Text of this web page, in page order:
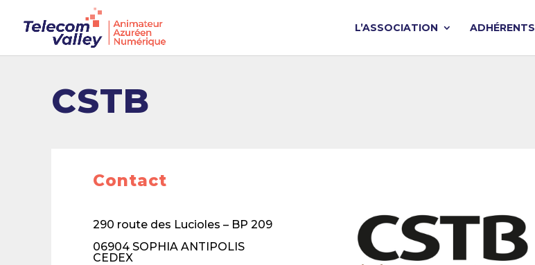
L’ASSOCIATION ADHÉRENTS
CSTB
Contact
290 route des Lucioles – BP 209
06904 SOPHIA ANTIPOLIS
CEDEX